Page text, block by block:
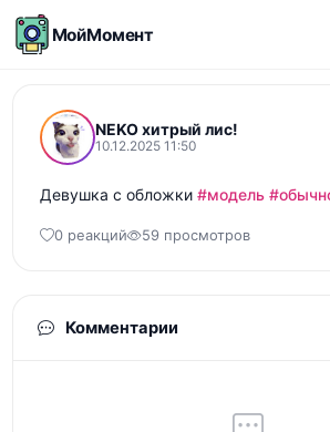
МойМомент
NEKO хитрый лис!
10.12.2025 11:50
Девушка с обложки #модель
0 реакций 59 просмотров
Комментарии